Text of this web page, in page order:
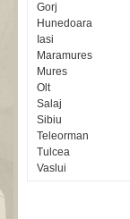
Gorj
Hunedoara
Iasi
Maramures
Mures
Olt
Salaj
Sibiu
Teleorman
Tulcea
Vaslui